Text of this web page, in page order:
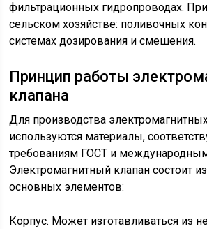
фильтрационных гидропроводах.
сельском хозяйстве: поливочных
системах дозирования и смешения.
Принцип работы
клапана
Для производства
используются материалы,
требованиям ГОСТ и международным
Электромагнитный клапан состоит
основных элементов:
Корпус. Может изготавливаться из